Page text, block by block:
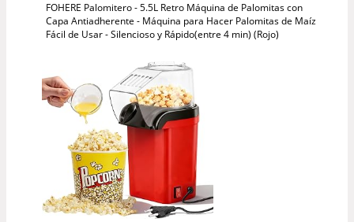
FOHERE Palomitero - 5.5L Retro Máquina de Palomitas con
Capa Antiadherente - Máquina para Hacer Palomitas de Maíz
Fácil de Usar - Silencioso y Rápido(entre 4 min) (Rojo)